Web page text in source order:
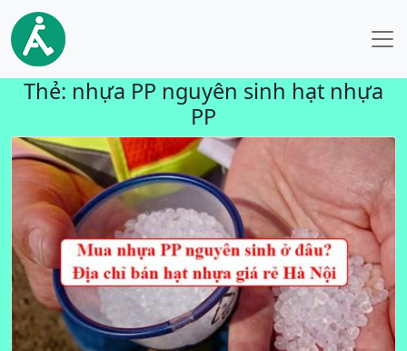
Thẻ: nhựa PP nguyên sinh hạt nhựa
PP